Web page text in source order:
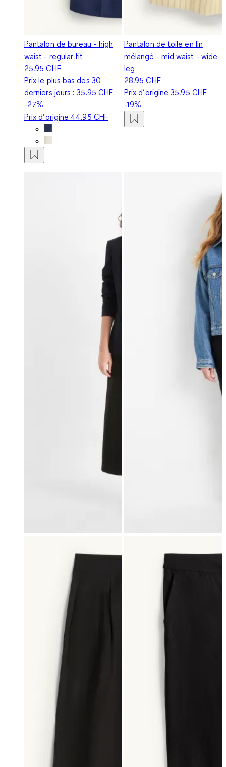
Pantalon de bureau - high
waist - regular fit
25.95 CHF
Prix le plus bas des 30
derniers jours :35.95 CHF
-27%
Prix d‘origine 44.95 CHF
Pantalon de toile en lin
mélangé - mid waist - wide
leg
28.95 CHF
Prix d‘origine35.95 CHF
-19%